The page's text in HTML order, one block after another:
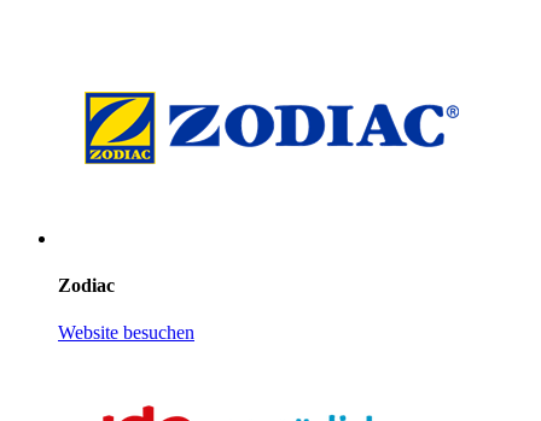
Zodiac
Website besuchen